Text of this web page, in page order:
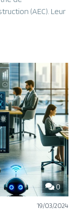
(AEC). Leur
0
19/03/2024